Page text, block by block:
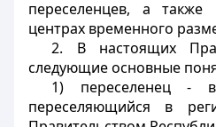
переселенцев, а
центрах временного
2. В настоящих
следующие основные
1) переселенец -
переселяющийся в